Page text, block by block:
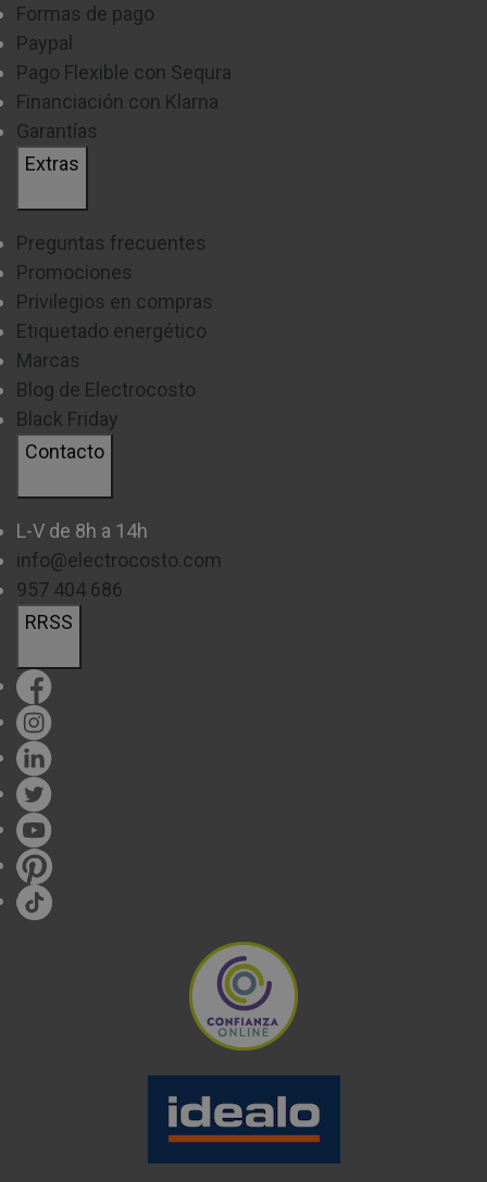
Formas de pago
Paypal
Pago Flexible con Sequra
Financiación con Klarna
Garantías
Extras
Preguntas frecuentes
Promociones
Privilegios en compras
Etiquetado energético
Marcas
Blog de Electrocosto
Black Friday
Contacto
L-V de 8h a 14h
info@electrocosto.com
957 404 686
RRSS